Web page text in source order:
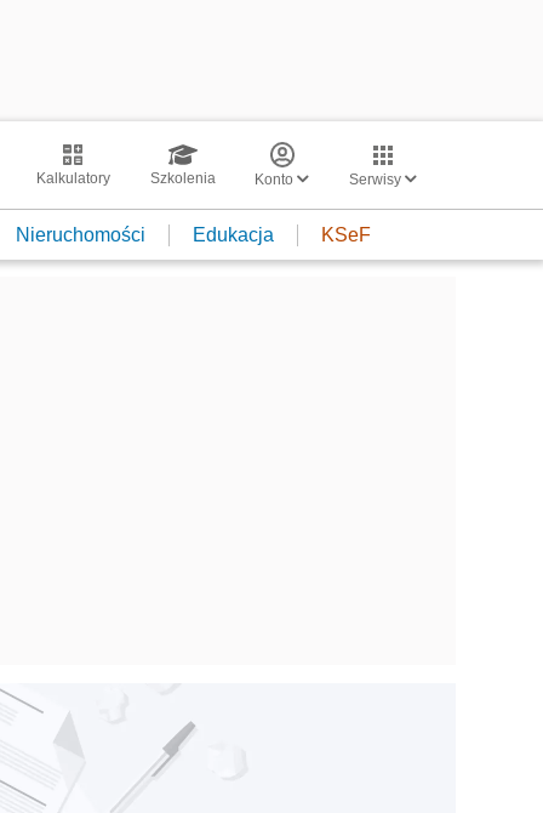
Kalkulatory Szkolenia Konto Serwisy
Nieruchomości Edukacja KSeF